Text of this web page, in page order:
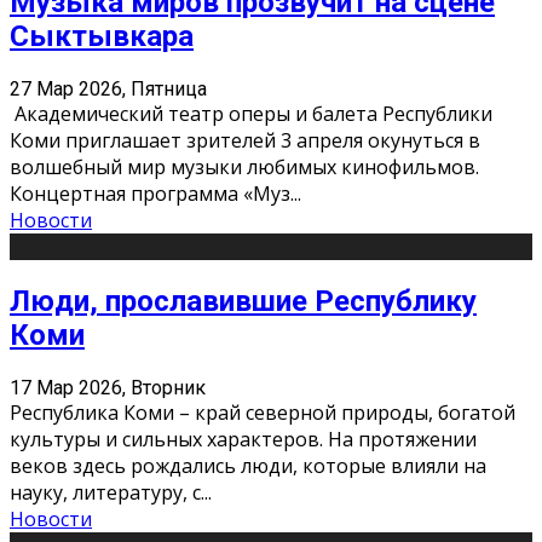
Сыктывкара
27 Мар 2026, Пятница
Академический театр оперы и балета Республики
Коми приглашает зрителей 3 апреля окунуться в
волшебный мир музыки любимых кинофильмов.
Концертная программа «Муз...
Новости
Люди, прославившие Республику
Коми
17 Мар 2026, Вторник
Республика Коми – край северной природы, богатой
культуры и сильных характеров. На протяжении
веков здесь рождались люди, которые влияли на
науку, литературу, с...
Новости